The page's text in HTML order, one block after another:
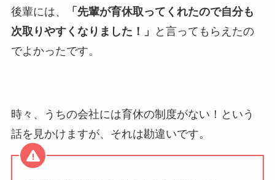
後輩には、
「先輩が育休取ってくれたので自分も
次取りやすくなりました！」
と言ってもらえたの
でよかったです。
時々、うちの会社には育休の制度がない！という
話を見かけますが、それは勘違いです。